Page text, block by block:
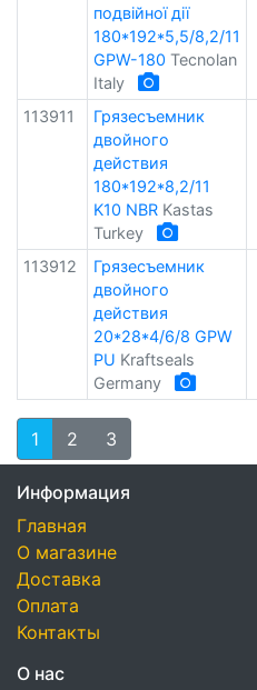
подвійної дії
180*192*5,5/8,2/11
GPW-180 Tecnolan
Italy
113911
Грязесъемник
двойного
действия
180*192*8,2/11
K10 NBR Kastas
Turkey
113912
Грязесъемник
двойного
действия
20*28*4/6/8 GPW
PU Kraftseals
Germany
1 2 3
Информация
Главная
О магазине
Доставка
Оплата
Контакты
О нас